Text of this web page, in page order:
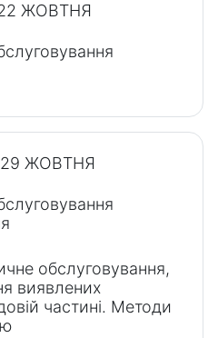
ЖОВТНЯ
ЖОВТНЯ
обслуговування,
виявлених
частині. Методи